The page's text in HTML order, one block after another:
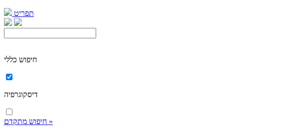
תפריט
חיפוש כללי
חיפוש מתקדם »